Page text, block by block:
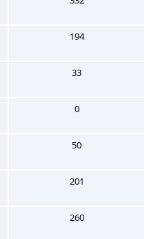
194
33
0
50
201
260